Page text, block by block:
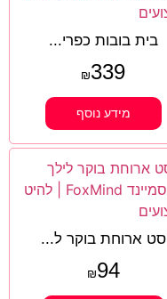
בית בובות כפרי...
₪339
מידע נוסף
סט ארוחת בוקר ל...
₪94